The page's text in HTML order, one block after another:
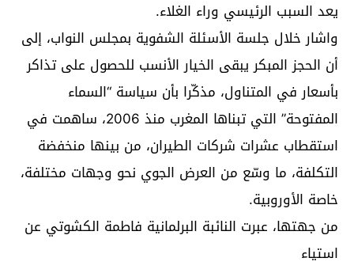
يعد السبب الرئيسي وراء الغلاء.
واشار خلال جلسة الأسئلة الشفوية بمجلس النواب، إلى
أن الحجز المبكر يبقى الخيار الأنسب للحصول على تذاكر
بأسعار في المتناول، مذكّرا بأن سياسة “السماء
المفتوحة” التي تبناها المغرب منذ 2006، ساهمت في
استقطاب عشرات شركات الطيران، من بينها منخفضة
التكلفة، ما وسّع من العرض الجوي نحو وجهات مختلفة،
خاصة الأوروبية.
من جهتها، عبرت النائبة البرلمانية فاطمة الكشوتي عن
استياء